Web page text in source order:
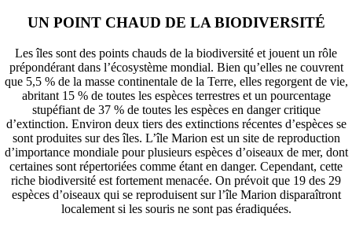
UN POINT CHAUD DE LA BIODIVERSITÉ
Les îles sont des points chauds de la biodiversité et jouent un rôle
prépondérant dans l’écosystème mondial. Bien qu’elles ne couvrent
que 5,5 % de la masse continentale de la Terre, elles regorgent de vie,
abritant 15 % de toutes les espèces terrestres et un pourcentage
stupéfiant de 37 % de toutes les espèces en danger critique
d’extinction. Environ deux tiers des extinctions récentes d’espèces se
sont produites sur des îles. L’île Marion est un site de reproduction
d’importance mondiale pour plusieurs espèces d’oiseaux de mer, dont
certaines sont répertoriées comme étant en danger. Cependant, cette
riche biodiversité est fortement menacée. On prévoit que 19 des 29
espèces d’oiseaux qui se reproduisent sur l’île Marion disparaîtront
localement si les souris ne sont pas éradiquées.